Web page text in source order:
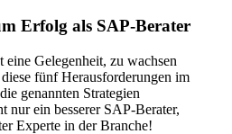
Erfolg als SAP-Berater
eine Gelegenheit, zu wachsen
fünf Herausforderungen im
genannten Strategien
nur ein besserer SAP-Berater,
Experte in der Branche!